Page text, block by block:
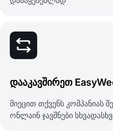
დააკავშირეთ
მიეცით თქვენს კომპანიას
ონლაინ ჯავშნები